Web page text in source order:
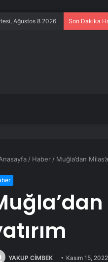
Ağustos 8 2026 Son Dakika
/ Haber / Muğla’dan
YAKUP CİMBEK Kasım 15, 2022